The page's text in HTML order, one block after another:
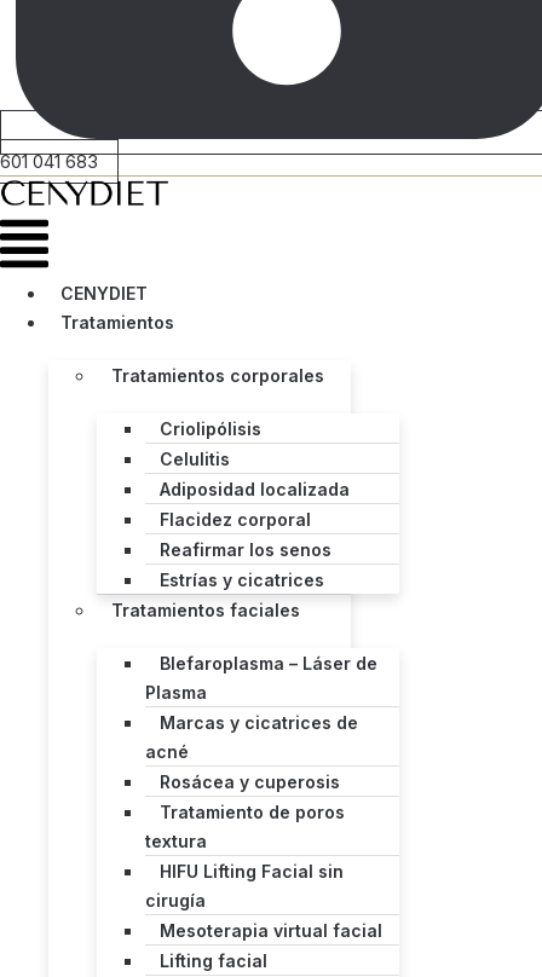
601 041 683
Menú
CENYDIET
Tratamientos
Tratamientos corporales
Criolipólisis
Celulitis
Adiposidad localizada
Flacidez corporal
Reafirmar los senos
Estrías y cicatrices
Tratamientos faciales
Blefaroplasma – Láser de
Plasma
Marcas y cicatrices de
acné
Rosácea y cuperosis
Tratamiento de poros
textura
HIFU Lifting Facial sin
cirugía
Mesoterapia virtual facial
Lifting facial